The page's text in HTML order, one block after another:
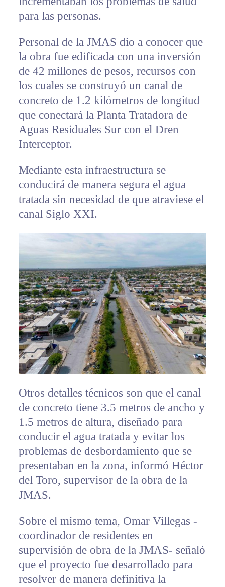
para las personas.
Personal de la JMAS dio a conocer que
la obra fue edificada con una inversión
de 42 millones de pesos, recursos con
los cuales se construyó un canal de
concreto de 1.2 kilómetros de longitud
que conectará la Planta Tratadora de
Aguas Residuales Sur con el Dren
Interceptor.
Mediante esta infraestructura se
conducirá de manera segura el agua
tratada sin necesidad de que atraviese el
canal Siglo XXI.
Otros detalles técnicos son que el canal
de concreto tiene 3.5 metros de ancho y
1.5 metros de altura, diseñado para
conducir el agua tratada y evitar los
problemas de desbordamiento que se
presentaban en la zona, informó Héctor
del Toro, supervisor de la obra de la
JMAS.
Sobre el mismo tema, Omar Villegas -
coordinador de residentes en
supervisión de obra de la JMAS- señaló
que el proyecto fue desarrollado para
resolver de manera definitiva la